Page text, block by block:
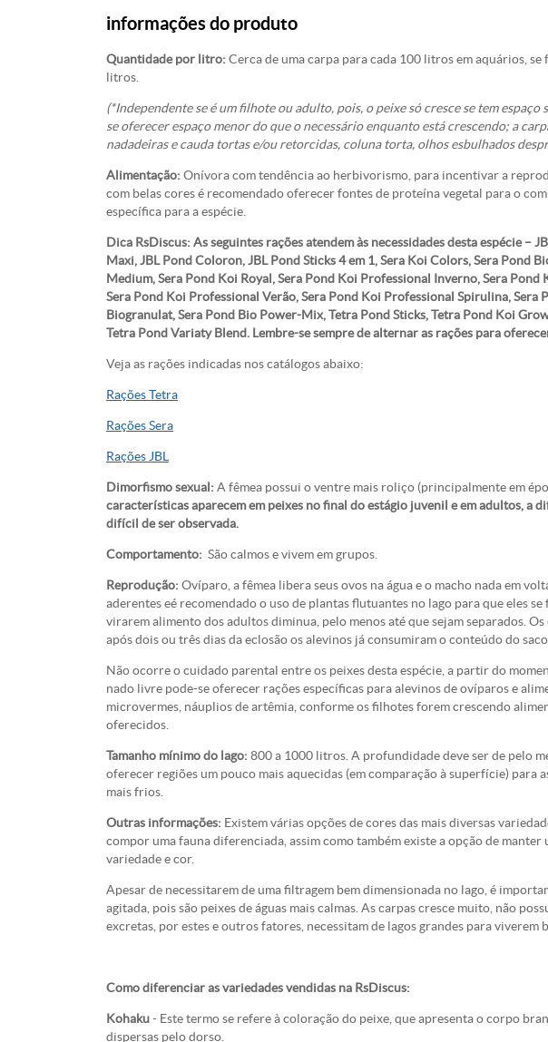
informações do produto
Quantidade por litro: Cerca de uma carpa para cada 100 litros em aquários,
litros.
(*Independente se é um filhote ou adulto, pois, o peixe só cresce se tem
se oferecer espaço menor do que o necessário enquanto está crescendo; a
nadadeiras e cauda tortas e/ou retorcidas, coluna torta, olhos esbulhados
Alimentação: Onívora com tendência ao herbivorismo, para incentivar a
com belas cores é recomendado oferecer fontes de proteína vegetal para o
específica para a espécie.
Dica RsDiscus: As seguintes rações atendem às necessidades desta espécie –
Maxi, JBL Pond Coloron, JBL Pond Sticks 4 em 1, Sera Koi Colors, Sera Pond
Medium, Sera Pond Koi Royal, Sera Pond Koi Professional Inverno, Sera
Sera Pond Koi Professional Verão, Sera Pond Koi Professional Spirulina, Sera
Biogranulat, Sera Pond Bio Power-Mix, Tetra Pond Sticks, Tetra Pond Koi
Tetra Pond Variaty Blend. Lembre-se sempre de alternar as rações para
Veja as rações indicadas nos catálogos abaixo:
Rações Tetra
Rações Sera
Rações JBL
Dimorfismo sexual: A fêmea possui o ventre mais roliço (principalmente em
características aparecem em peixes no final do estágio juvenil e em adultos, a
difícil de ser observada.
Comportamento: São calmos e vivem em grupos.
Reprodução: Ovíparo, a fêmea libera seus ovos na água e o macho nada em
aderentes eé recomendado o uso de plantas flutuantes no lago para que eles se
virarem alimento dos adultos diminua, pelo menos até que sejam separados.
após dois ou três dias da eclosão os alevinos já consumiram o conteúdo do
Não ocorre o cuidado parental entre os peixes desta espécie, a partir do
nado livre pode-se oferecer rações específicas para alevinos de ovíparos e
microvermes, náuplios de artêmia, conforme os filhotes forem crescendo
oferecidos.
Tamanho mínimo do lago: 800 a 1000 litros. A profundidade deve ser de pelo
oferecer regiões um pouco mais aquecidas (em comparação à superfície) para
mais frios.
Outras informações: Existem várias opções de cores das mais diversas
compor uma fauna diferenciada, assim como também existe a opção de manter
variedade e cor.
Apesar de necessitarem de uma filtragem bem dimensionada no lago, é
agitada, pois são peixes de águas mais calmas. As carpas cresce muito, não
excretas, por estes e outros fatores, necessitam de lagos grandes para viverem
Como diferenciar as variedades vendidas na RsDiscus:
Kohaku- Este termo se refere à coloração do peixe, que apresenta o corpo
dispersas pelo dorso.